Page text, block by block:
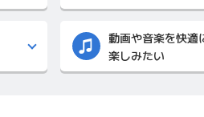
動画や音楽を快適
楽しみたい